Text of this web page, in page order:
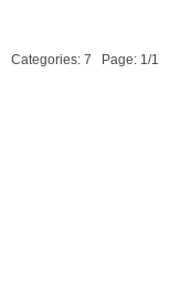
Categories: 7 Page: 1/1